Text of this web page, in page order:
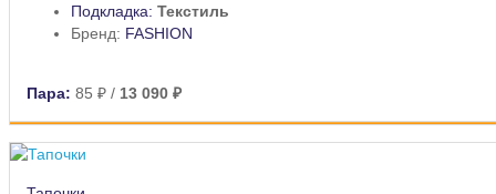
Подкладка: Текстиль
Бренд: FASHION
Пара: 85 ₽ / 13 090 ₽